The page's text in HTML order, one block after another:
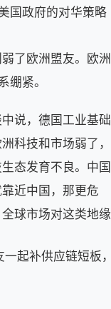
国政府的对华策略
了欧洲盟友。欧洲
紧。
说，德国工业基础
科技和市场弱了，
态发育不良。中国
近中国，那更危
球市场对这类地缘
起补供应链短板，